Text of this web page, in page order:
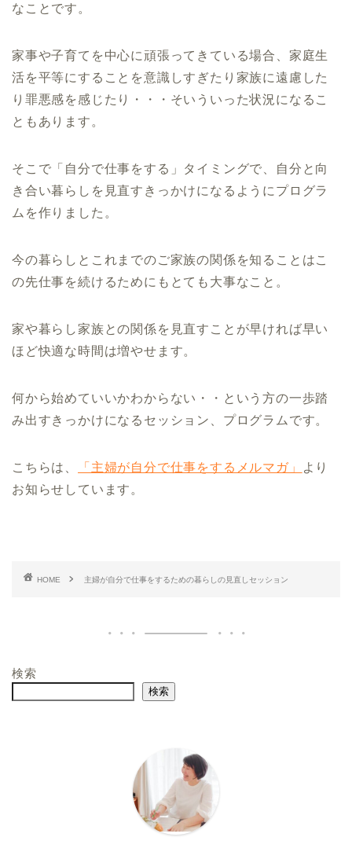
なことです。
家事や子育てを中心に頑張ってきている場合、家庭生
活を平等にすることを意識しすぎたり家族に遠慮した
り罪悪感を感じたり・・・そいういった状況になるこ
ともあります。
そこで「自分で仕事をする」タイミングで、自分と向
き合い暮らしを見直すきっかけになるようにプログラ
ムを作りました。
今の暮らしとこれまでのご家族の関係を知ることはこ
の先仕事を続けるためにもとても大事なこと。
家や暮らし家族との関係を見直すことが早ければ早い
ほど快適な時間は増やせます。
何から始めていいかわからない・・という方の一歩踏
み出すきっかけになるセッション、プログラムです。
こちらは、 「主婦が自分で仕事をするメルマガ」
より
お知らせしています。
HOME 主婦が自分で仕事をするための暮らしの見直しセッション
検索
検索